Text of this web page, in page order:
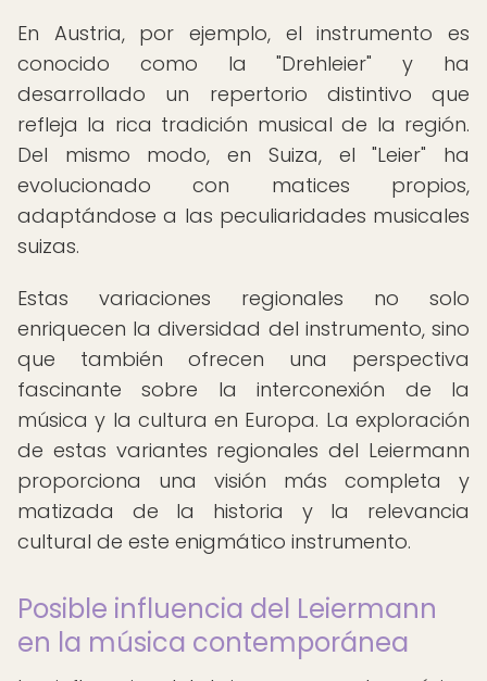
En Austria, por ejemplo, el instrumento es
conocido como la "Drehleier" y ha
desarrollado un repertorio distintivo que
refleja la rica tradición musical de la región.
Del mismo modo, en Suiza, el "Leier" ha
evolucionado con matices propios,
adaptándose a las peculiaridades musicales
suizas.
Estas variaciones regionales no solo
enriquecen la diversidad del instrumento, sino
que también ofrecen una perspectiva
fascinante sobre la interconexión de la
música y la cultura en Europa. La exploración
de estas variantes regionales del Leiermann
proporciona una visión más completa y
matizada de la historia y la relevancia
cultural de este enigmático instrumento.
Posible influencia del Leiermann
en la música contemporánea